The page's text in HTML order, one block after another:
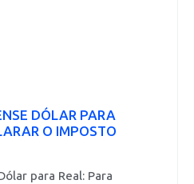
DÓLAR PARA
O IMPOSTO
para Real: Para